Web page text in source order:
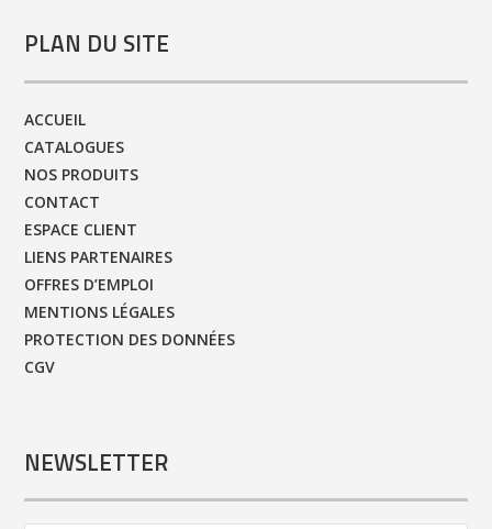
PLAN DU SITE
ACCUEIL
CATALOGUES
NOS PRODUITS
CONTACT
ESPACE CLIENT
LIENS PARTENAIRES
OFFRES D’EMPLOI
MENTIONS LÉGALES
PROTECTION DES DONNÉES
CGV
NEWSLETTER